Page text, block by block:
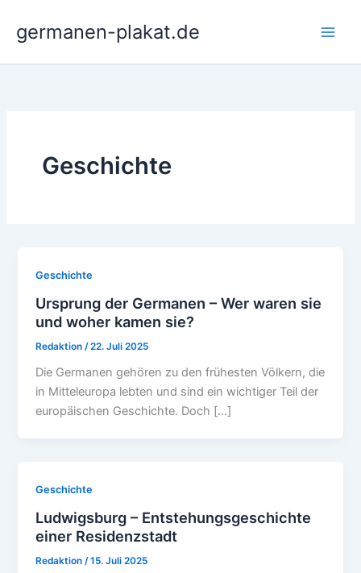
Inhalt
springen
germanen-plakat.de
Geschichte
Geschichte
Ursprung der Germanen – Wer waren sie
und woher kamen sie?
Redaktion /22. Juli 2025
Die Germanen gehören zu den frühesten Völkern, die
in Mitteleuropa lebten und sind ein wichtiger Teil der
europäischen Geschichte. Doch […]
Geschichte
Ludwigsburg – Entstehungsgeschichte
einer Residenzstadt
Redaktion/15. Juli 2025